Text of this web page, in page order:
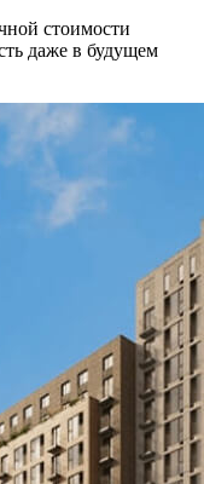
стоимости
даже в будущем